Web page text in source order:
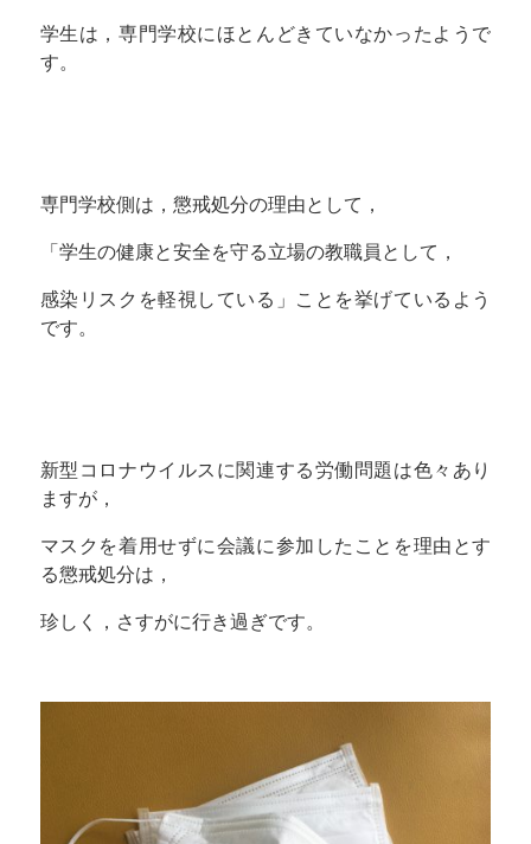
学生は，専門学校にほとんどきていなかったようで
す。
専門学校側は，懲戒処分の理由として，
「学生の健康と安全を守る立場の教職員として，
感染リスクを軽視している」ことを挙げているよう
です。
新型コロナウイルスに関連する労働問題は色々あり
ますが，
マスクを着用せずに会議に参加したことを理由とす
る懲戒処分は，
珍しく，さすがに行き過ぎです。